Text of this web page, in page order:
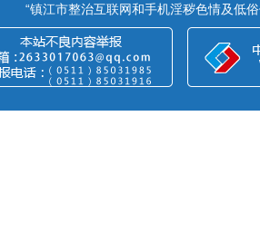
“镇江市整治互联网和手机淫秽色情及